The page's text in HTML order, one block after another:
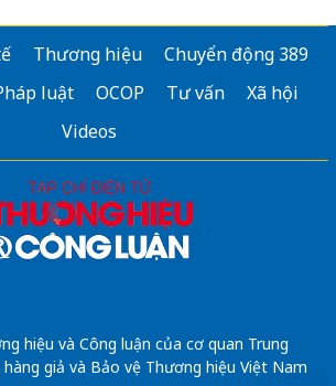
Thương hiệu
Chuyển động 389
luật
OCOP Tư vấn
Xã hội
Videos
hiệu và Công luận của cơ quan Trung
giả và Bảo vệ Thương hiệu Việt Nam